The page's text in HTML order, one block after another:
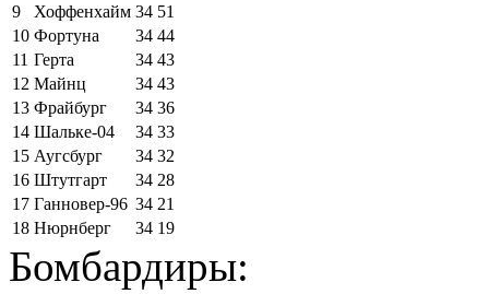
9
Хоффенхайм 34 51
10 Фортуна 34 44
11 Герта 34 43
12 Майнц 34 43
13 Фрайбург 34 36
14 Шальке-04 34 33
15 Аугсбург 34 32
16 Штутгарт 34 28
17 Ганновер-96 34 21
18 Нюрнберг 34 19
Бомбардиры: